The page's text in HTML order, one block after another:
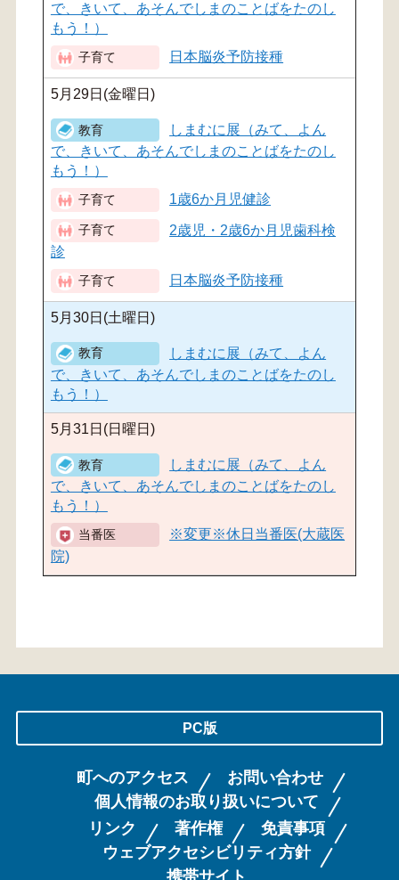
で、きいて、あそんでしまのことばをたのし
もう！）
日本脳炎予防接種
5月29日(金曜日)
しまむに展（みて、よん
で、きいて、あそんでしまのことばをたのし
もう！）
1歳6か月児健診
2歳児・2歳6か月児歯科検
診
日本脳炎予防接種
5月30日(土曜日)
しまむに展（みて、よん
で、きいて、あそんでしまのことばをたのし
もう！）
5月31日(日曜日)
しまむに展（みて、よん
で、きいて、あそんでしまのことばをたのし
もう！）
※変更※休日当番医(大蔵医
院)
PC版
町へのアクセス
お問い合わせ
個人情報のお取り扱いについて
リンク
著作権
免責事項
ウェブアクセシビリティ方針
携帯サイト